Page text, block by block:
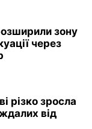
зону
через
різко зросла
від